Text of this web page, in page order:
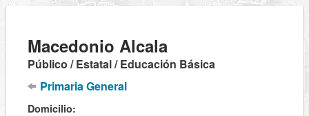
Macedonio Alcala
Público / Estatal / Educación Básica
Primaria General
Domicilio: